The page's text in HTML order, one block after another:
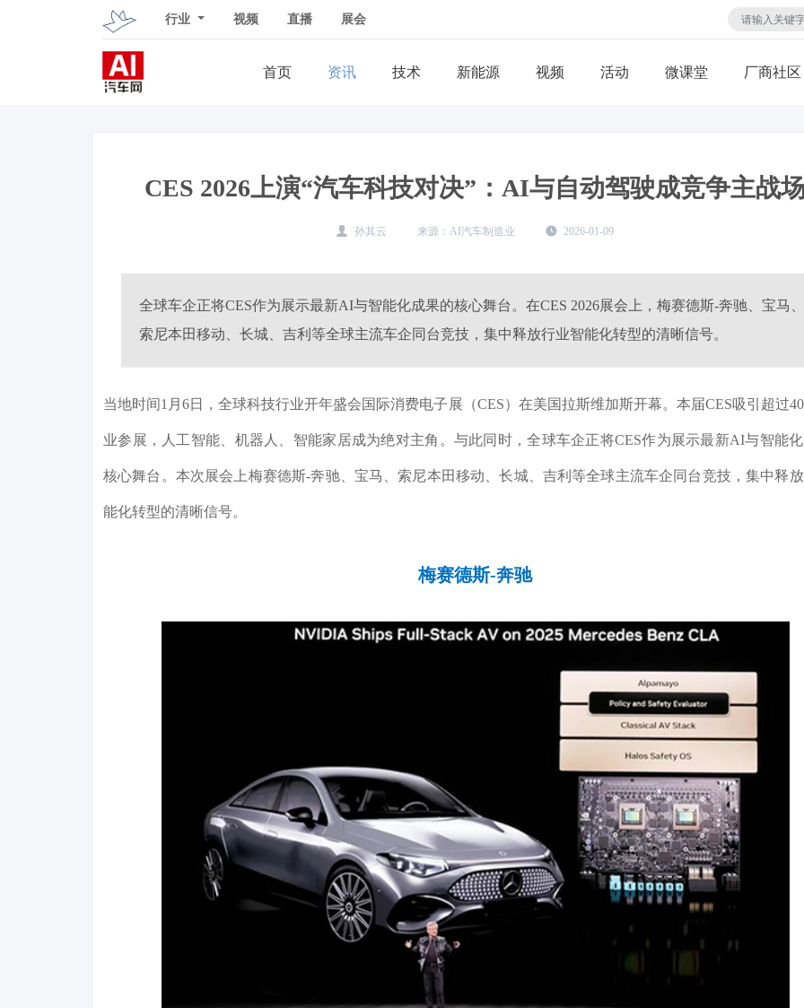
行业 视频 直播 展会
首页 资讯 技术 视频 活动 微课堂 厂商社区
CES 2026上演“汽车科技对决”：AI与自动驾驶成竞争主战
孙其云 AI汽车制造业 2026-01-09
全球车企正将CES作为展示最新AI与智能化成果的核心舞台。在CES 2026展会上，梅赛德斯-奔驰、宝马、
索尼本田移动、长城、吉利等全球主流车企同台竞技，集中释放行业智能化转型的清晰信号。
当地时间1月6日，全球科技行业开年盛会国际消费电子展（CES）在美国拉斯维加斯开幕。本届CES吸引超过
业参展，人工智能、机器人、智能家居成为绝对主角。与此同时，全球车企正将CES作为展示最新AI与智能
核心舞台。本次展会上梅赛德斯-奔驰、宝马、索尼本田移动、长城、吉利等全球主流车企同台竞技，集中释
能化转型的清晰信号。
梅赛德斯-奔驰